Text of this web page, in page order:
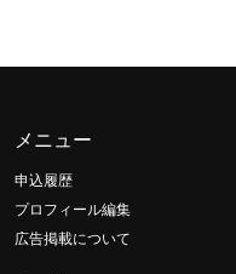
メニュー
申込履歴
プロフィール編集
広告掲載について